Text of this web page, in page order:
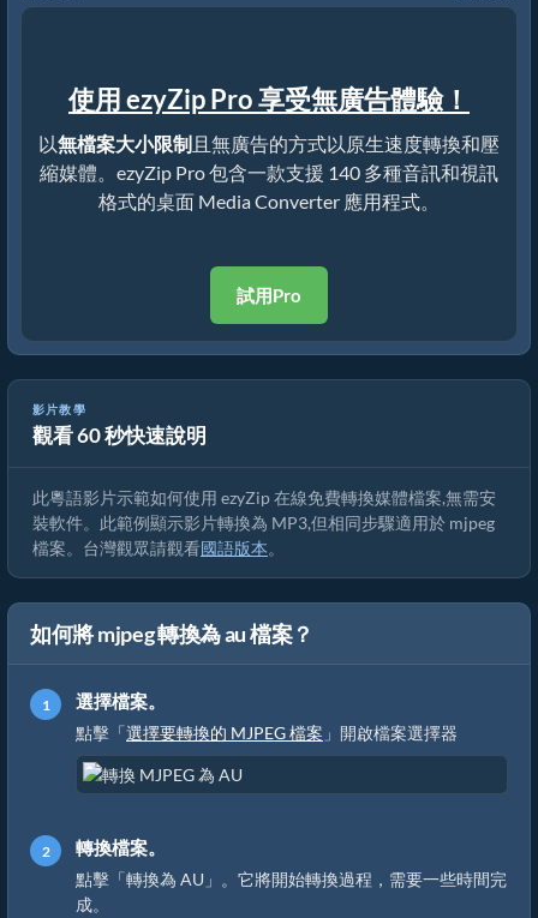
使用 ezyZip Pro 享受無廣告體驗！
以無檔案大小限制且無廣告的方式以原生速度轉換和壓
縮媒體。ezyZip Pro 包含一款支援 140 多種音訊和視訊
格式的桌面 Media Converter 應用程式。
試用Pro
影片教學
觀看 60 秒快速說明
如何在線上免費轉換 mjpeg 檔案
此粵語影片示範如何使用 ezyZip 在線免費轉換媒體檔案,無需安
裝軟件。此範例顯示影片轉換為 MP3,但相同步驟適用於 mjpeg
檔案。台灣觀眾請觀看國語版本。
如何將 mjpeg 轉換為 au 檔案？
選擇檔案。
點擊「選擇要轉換的 MJPEG 檔案 」開啟檔案選擇器
轉換檔案。
點擊「轉換為 AU」。它將開始轉換過程，需要一些時間完
成。